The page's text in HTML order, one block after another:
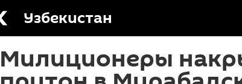
Узбекистан
Милиционеры